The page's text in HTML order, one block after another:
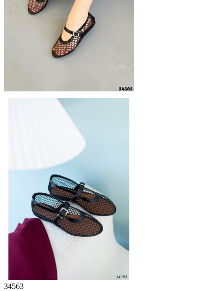
34563